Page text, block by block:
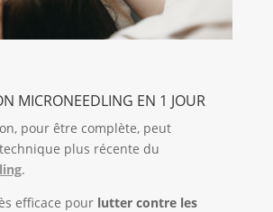
MICRONEEDLING EN 1 JOUR
pour être complète, peut
plus récente du
.
efficace pourlutter contre les